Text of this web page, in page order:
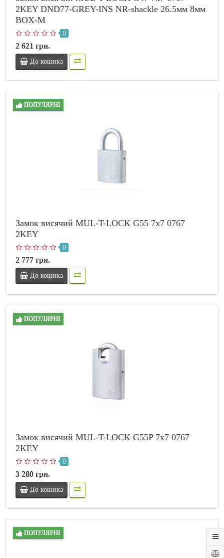
2KEY DND77-GREY-INS NR-shackle 26.5мм 8мм
BOX-M
0
2 621 грн.
До кошика
ПОПУЛЯРНІ
Замок висячий MUL-T-LOCK G55 7x7 0767
2KEY
0
2 777 грн.
До кошика
ПОПУЛЯРНІ
Замок висячий MUL-T-LOCK G55P 7x7 0767
2KEY
0
3 280 грн.
До кошика
ПОПУЛЯРНІ